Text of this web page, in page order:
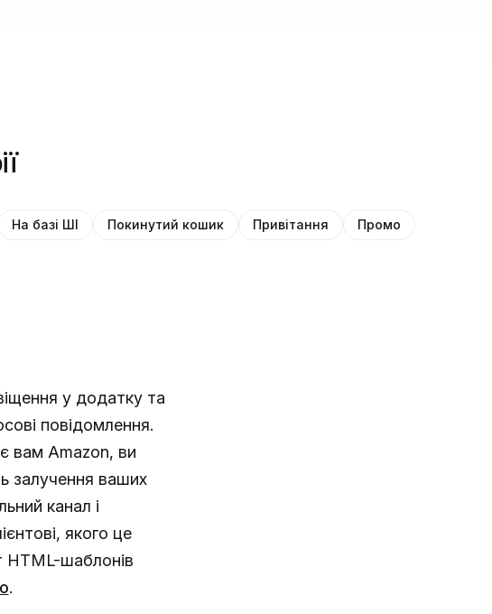
На базі ШІ Покинутий кошик Привітання Промо
у додатку та
повідомлення.
вам Amazon, ви
залучення ваших
канал і
якого це
HTML-шаблонів
.